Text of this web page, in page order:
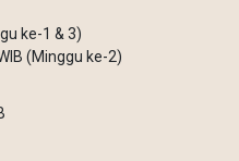
ke-1 & 3)
(Minggu ke-2)